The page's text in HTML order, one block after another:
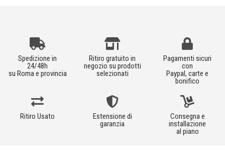
Spedizione in
24/48h
su Roma e provincia
Ritiro gratuito in
negozio su prodotti
selezionati
Pagamenti sicuri
con
Paypal, carte e
bonifico
Ritiro Usato
Estensione di
garanzia
Consegna e
installazione
al piano